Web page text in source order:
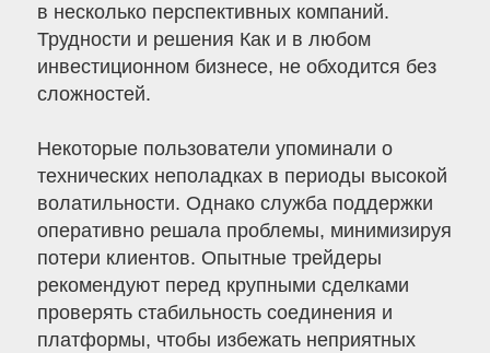
в несколько перспективных компаний.
Трудности и решения Как и в любом
инвестиционном бизнесе, не обходится без
сложностей.
Некоторые пользователи упоминали о
технических неполадках в периоды высокой
волатильности. Однако служба поддержки
оперативно решала проблемы, минимизируя
потери клиентов. Опытные трейдеры
рекомендуют перед крупными сделками
проверять стабильность соединения и
платформы, чтобы избежать неприятных